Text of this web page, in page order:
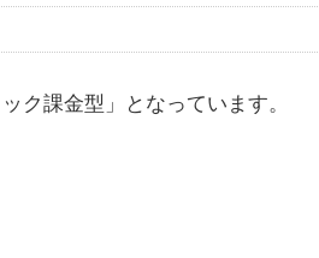
ク課金型」となっています。